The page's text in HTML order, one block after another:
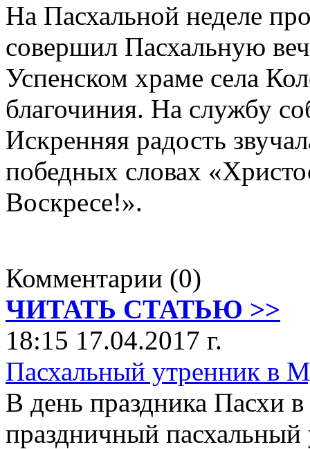
На Пасхальной неделе
совершил Пасхальную
Успенском храме села
благочиния. На службу
Искренняя радость
победных словах
Воскресе!».
Комментарии (0)
ЧИТАТЬ СТАТЬЮ >>
18:15 17.04.2017 г.
Пасхальный утренник в
В день праздника Пасхи
праздничный